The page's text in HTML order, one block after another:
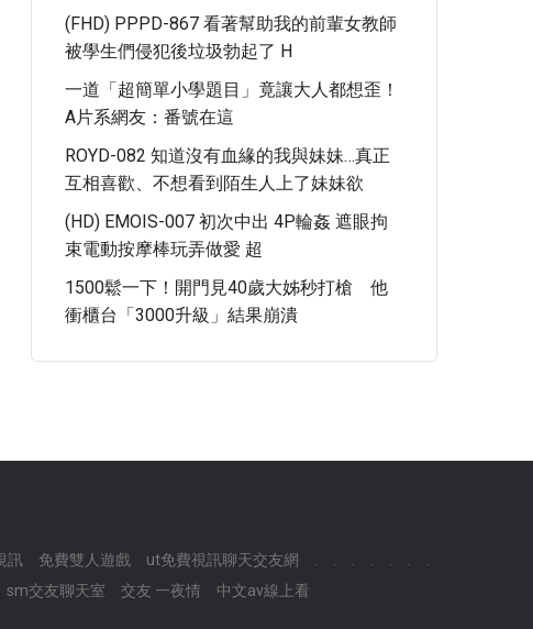
(FHD) PPPD-867 看著幫助我的前輩女教師
被學生們侵犯後垃圾勃起了 H
一道「超簡單小學題目」竟讓大人都想歪！
A片系網友：番號在這
ROYD-082 知道沒有血緣的我與妹妹…真正
互相喜歡、不想看到陌生人上了妹妹欲
(HD) EMOIS-007 初次中出 4P輪姦 遮眼拘
束電動按摩棒玩弄做愛 超
1500鬆一下！開門見40歲大姊秒打槍 他
衝櫃台「3000升級」結果崩潰
訊 免費雙人遊戲 ut免費視訊聊天交友網
sm交友聊天室 交友 一夜情 中文av線上看